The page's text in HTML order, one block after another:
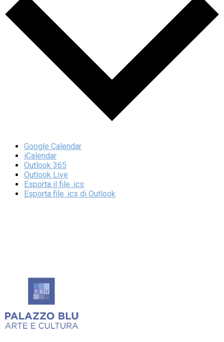
Google Calendar
iCalendar
Outlook 365
Outlook Live
Esporta il file .ics
Esporta file .ics di Outlook